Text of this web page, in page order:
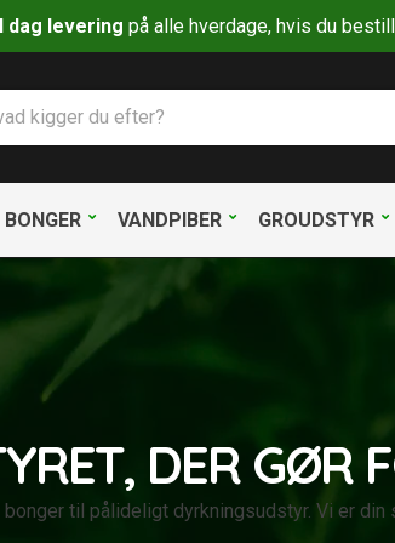
dag levering på alle hverdage, hvis du
BONGER VANDPIBER GROUDSTYR
DER GØR
bonger til pålideligt dyrkningsudstyr. Vi er